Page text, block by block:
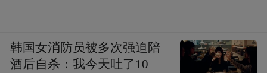
韩国女消防员被多次强迫陪
酒后自杀：我今天吐了10